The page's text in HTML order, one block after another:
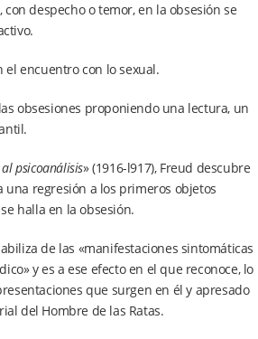
despecho o temor, en la obsesión se
el encuentro con lo sexual.
obsesiones proponiendo una lectura, un
psicoanálisis» (1916-l917), Freud descubre
regresión a los primeros objetos
halla en la obsesión.
de las «manifestaciones sintomáticas
y es a ese efecto en el que reconoce, lo
que surgen en él y apresado
del Hombre de las Ratas.